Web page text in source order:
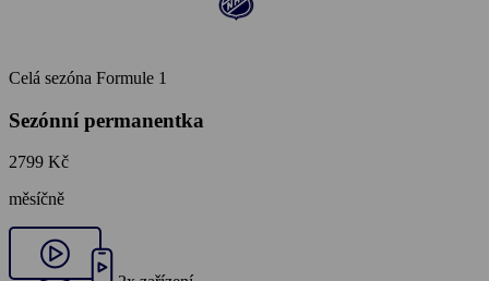
Celá sezóna Formule 1
Sezónní permanentka
2799 Kč
měsíčně